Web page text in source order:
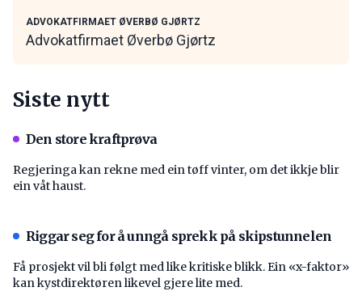
ADVOKATFIRMAET ØVERBØ GJØRTZ
Advokatfirmaet Øverbø Gjørtz
Siste nytt
Den store kraftprøva
Regjeringa kan rekne med ein tøff vinter, om det ikkje blir
ein våt haust.
Riggar seg for å unngå sprekk på skipstunnelen
Få prosjekt vil bli følgt med like kritiske blikk. Ein «x-faktor»
kan kystdirektøren likevel gjere lite med.